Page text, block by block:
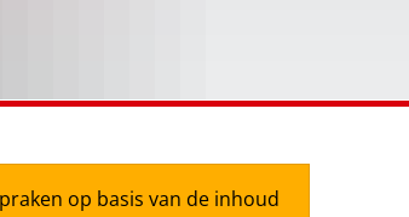
op basis van de inhoud